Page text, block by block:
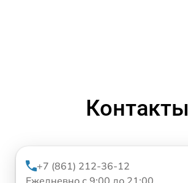
Контакты
+7 (861) 212-36-12